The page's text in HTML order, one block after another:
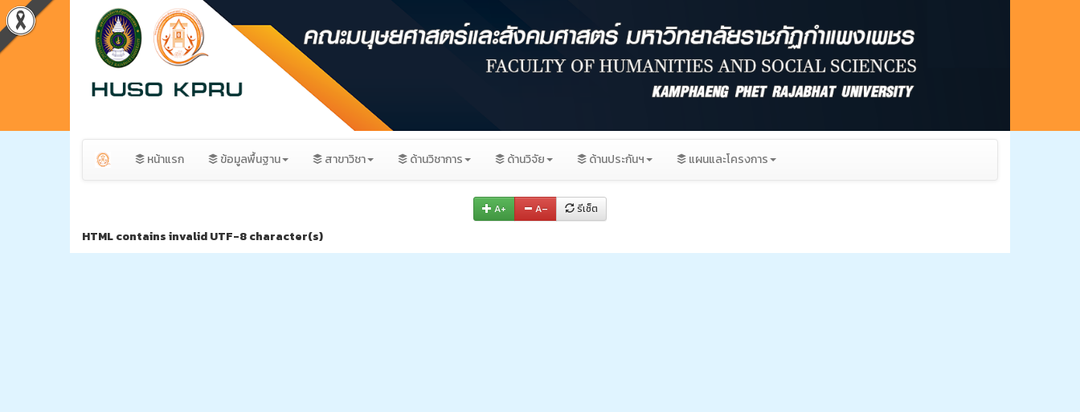
หน้าแรก ข้อมูลพื้นฐาน สาขาวิชา ด้านวิชาการ ด้านวิจัย ด้านประกันฯ แผนและโครงการ
A+ A– รีเซ็ต
HTML contains invalid UTF-8 character(s)